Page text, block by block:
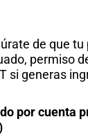
de que tu
permiso
si generas
por cuenta